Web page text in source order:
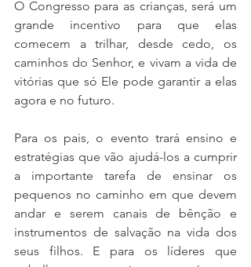
O Congresso para as crianças, será um
grande incentivo para que elas
comecem a trilhar, desde cedo, os
caminhos do Senhor, e vivam a vida de
vitórias que só Ele pode garantir a elas
agora e no futuro.
Para os pais, o evento trará ensino e
estratégias que vão ajudá-los a cumprir
a importante tarefa de ensinar os
pequenos no caminho em que devem
andar e serem canais de bênção e
instrumentos de salvação na vida dos
seus filhos. E para os líderes que